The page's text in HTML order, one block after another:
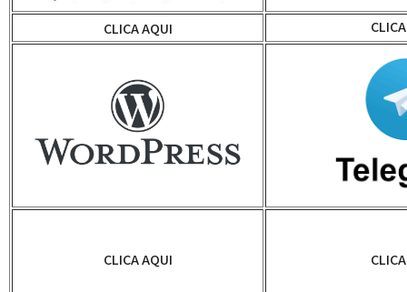
CLICA AQUI
CLICA AQUI